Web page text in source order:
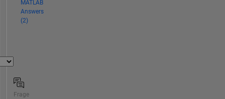
MATLAB
Answers
(2)
Frage